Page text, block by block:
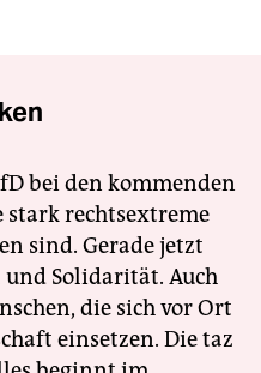
bei den kommenden
stark rechtsextreme
sind. Gerade jetzt
Solidarität. Auch
die sich vor Ort
einsetzen. Die taz